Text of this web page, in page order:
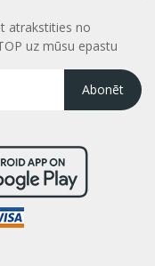
atrakstities no
uz mūsu epastu
Abonēt